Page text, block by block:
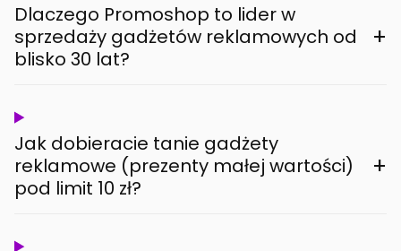
Dlaczego Promoshop to lider w
sprzedaży gadżetów reklamowych od
blisko 30 lat?
+
Jak dobieracie tanie gadżety
reklamowe (prezenty małej wartości)
pod limit 10 zł?
+